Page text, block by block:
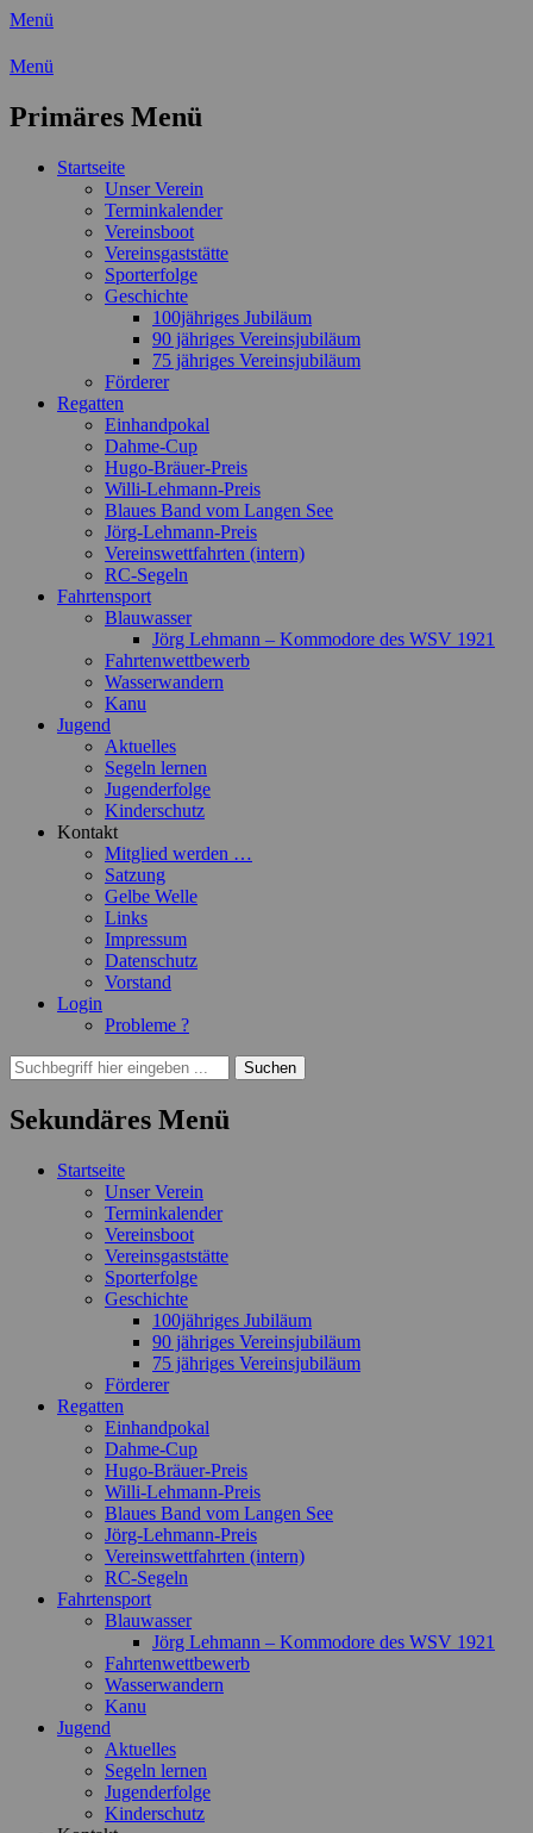
Menü
Wassersport-Verein 1921 e.V.
Freizeit mit der ganzen Familie
Menü
Primäres Menü
Zum
Startseite
Unser Verein
Terminkalender
Vereinsboot
Vereinsgaststätte
Sporterfolge
Geschichte
100jähriges Jubiläum
90 jähriges Vereinsjubiläum
75 jähriges Vereinsjubiläum
Förderer
Regatten
Einhandpokal
Dahme-Cup
Hugo-Bräuer-Preis
Willi-Lehmann-Preis
Blaues Band vom Langen See
Jörg-Lehmann-Preis
Vereinswettfahrten (intern)
RC-Segeln
Fahrtensport
Blauwasser
Jörg Lehmann – Kommodore des WSV 1921
Fahrtenwettbewerb
Wasserwandern
Kanu
Jugend
Aktuelles
Segeln lernen
Jugenderfolge
Kinderschutz
Kontakt
Mitglied werden …
Satzung
Gelbe Welle
Links
Impressum
Datenschutz
Vorstand
Login
Probleme ?
Suchen
Suchen
nach:
Sekundäres Menü
Zum
Startseite
Unser Verein
Terminkalender
Vereinsboot
Vereinsgaststätte
Sporterfolge
Geschichte
100jähriges Jubiläum
90 jähriges Vereinsjubiläum
75 jähriges Vereinsjubiläum
Förderer
Regatten
Einhandpokal
Dahme-Cup
Hugo-Bräuer-Preis
Willi-Lehmann-Preis
Blaues Band vom Langen See
Jörg-Lehmann-Preis
Vereinswettfahrten (intern)
RC-Segeln
Fahrtensport
Blauwasser
Jörg Lehmann – Kommodore des WSV 1921
Fahrtenwettbewerb
Wasserwandern
Kanu
Jugend
Aktuelles
Segeln lernen
Jugenderfolge
Kinderschutz